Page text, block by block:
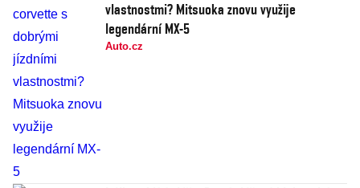
vlastnostmi? Mitsuoka znovu využije
legendární MX-5
Auto.cz